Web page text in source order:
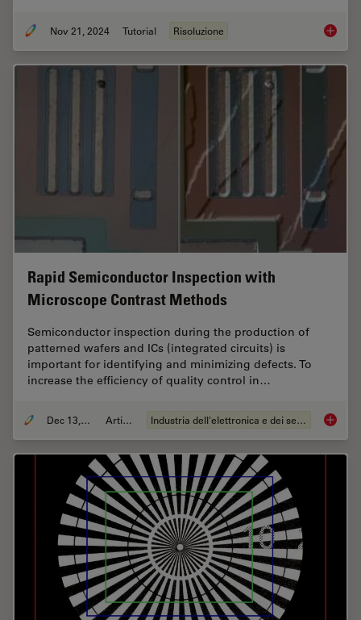
Nov 21, 2024 Tutorial Risoluzione What
Rapid Semiconductor Inspection with
Microscope Contrast Methods
Semiconductor inspection during the production of
patterned wafers and ICs (integrated circuits) is
important for identifying and minimizing defects. To
increase the efficiency of quality control in…
Dec 13, 2023 Articolo Industria dell'elettronica e dei semiconduttori Rapid